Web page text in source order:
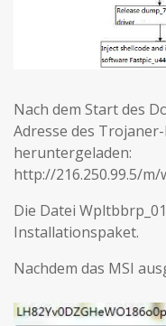
Nach dem Start des
Adresse des
heruntergeladen:
http://216.250.99.5/
Die Datei
Installationspaket.
Nachdem das MSI